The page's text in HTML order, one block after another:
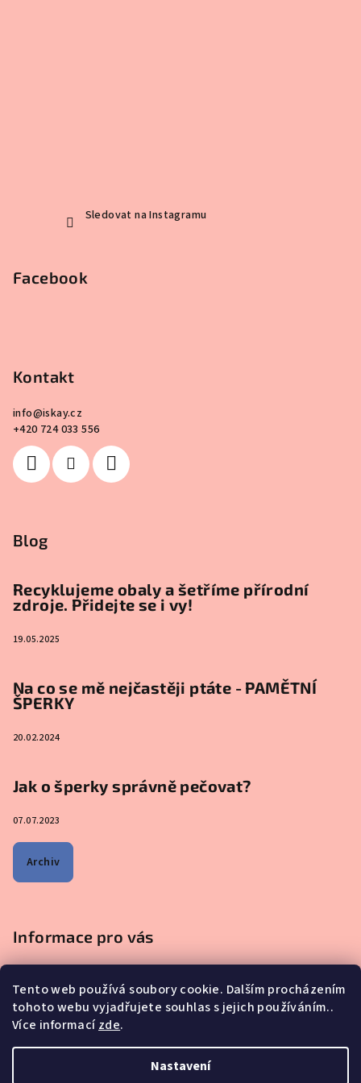
Tento web používá soubory cookie. Dalším procházením
tohoto webu vyjadřujete souhlas s jejich používáním..
Více informacízde.
Nastavení
Sledovat na Instagramu
Facebook
Kontakt
info@iskay.cz
+420 724 033 556
Blog
Recyklujeme obaly a šetříme přírodní
zdroje. Přidejte se i vy!
19.05.2025
Na co se mě nejčastěji ptáte - PAMĚTNÍ
ŠPERKY
20.02.2024
Jak o šperky správně pečovat?
07.07.2023
Archiv
Informace pro vás
Podmínky ochrany osobních údajů
Na co se mě nejčastěji ptáte - ŠPERKY Z MATEŘSKÉHO MLÉKA
Proč nakupovat u nás?
Reklamace, výměna a vrácení zboží